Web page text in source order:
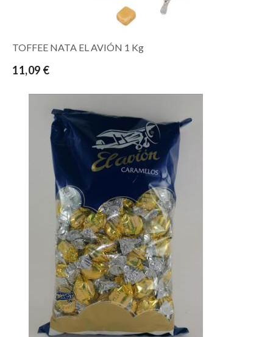
TOFFEE NATA EL AVIÓN 1 Kg
11,09 €